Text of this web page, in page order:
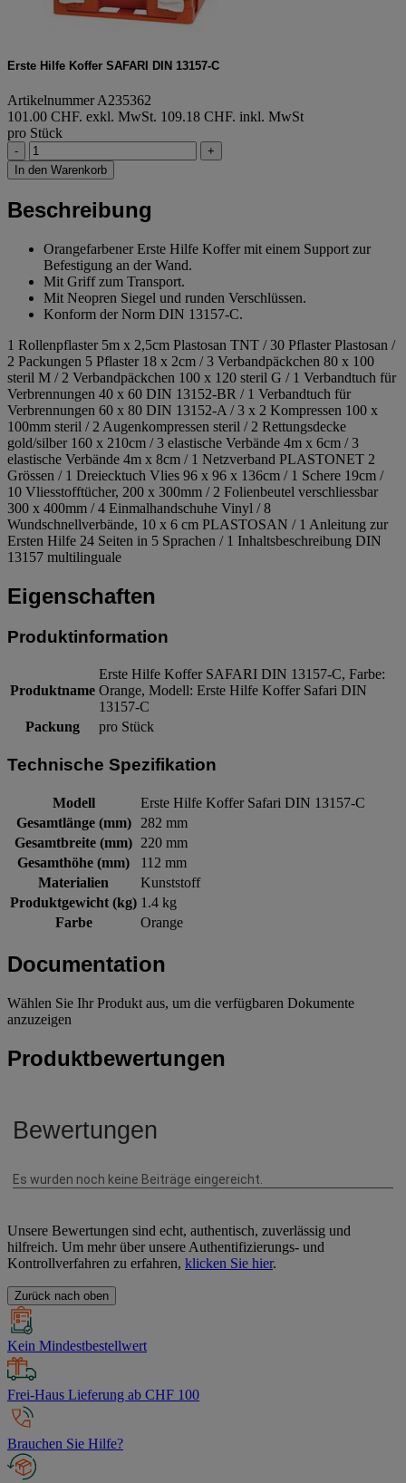
Erste Hilfe Koffer SAFARI DIN 13157-C
Artikelnummer A235362
101.00 CHF. exkl. MwSt. 109.18 CHF. inkl. MwSt
pro Stück
-
+
In den Warenkorb
Beschreibung
Orangefarbener Erste Hilfe Koffer mit einem Support zur
Befestigung an der Wand.
Mit Griff zum Transport.
Mit Neopren Siegel und runden Verschlüssen.
Konform der Norm DIN 13157-C.
1 Rollenpflaster 5m x 2,5cm Plastosan TNT / 30 Pflaster Plastosan /
2 Packungen 5 Pflaster 18 x 2cm / 3 Verbandpäckchen 80 x 100
steril M / 2 Verbandpäckchen 100 x 120 steril G / 1 Verbandtuch für
Verbrennungen 40 x 60 DIN 13152-BR / 1 Verbandtuch für
Verbrennungen 60 x 80 DIN 13152-A / 3 x 2 Kompressen 100 x
100mm steril / 2 Augenkompressen steril / 2 Rettungsdecke
gold/silber 160 x 210cm / 3 elastische Verbände 4m x 6cm / 3
elastische Verbände 4m x 8cm / 1 Netzverband PLASTONET 2
Grössen / 1 Dreiecktuch Vlies 96 x 96 x 136cm / 1 Schere 19cm /
10 Vliesstofftücher, 200 x 300mm / 2 Folienbeutel verschliessbar
300 x 400mm / 4 Einmalhandschuhe Vinyl / 8
Wundschnellverbände, 10 x 6 cm PLASTOSAN / 1 Anleitung zur
Ersten Hilfe 24 Seiten in 5 Sprachen / 1 Inhaltsbeschreibung DIN
13157 multilinguale
Eigenschaften
Produktinformation
Produktname
Erste Hilfe Koffer SAFARI DIN 13157-C, Farbe:
Orange, Modell: Erste Hilfe Koffer Safari DIN
13157-C
Packung
pro Stück
Technische Spezifikation
Modell
Erste Hilfe Koffer Safari DIN 13157-C
Gesamtlänge (mm)
282 mm
Gesamtbreite (mm) 220 mm
Gesamthöhe (mm)
112 mm
Materialien
Kunststoff
Produktgewicht (kg) 1.4 kg
Farbe
Orange
Documentation
Wählen Sie Ihr Produkt aus, um die verfügbaren Dokumente
anzuzeigen
Produktbewertungen
Unsere Bewertungen sind echt, authentisch, zuverlässig und
hilfreich. Um mehr über unsere Authentifizierungs- und
Kontrollverfahren zu erfahren, klicken Sie hier.
Zurück nach oben
Kein Mindestbestellwert
Frei-Haus Lieferung ab CHF 100
Brauchen Sie Hilfe?